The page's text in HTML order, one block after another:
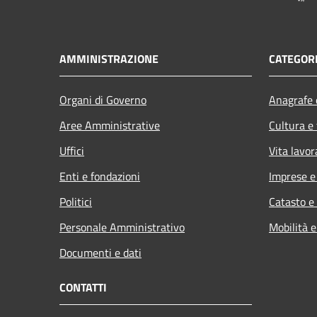
AMMINISTRAZIONE
Organi di Governo
Aree Amministrative
Uffici
Enti e fondazioni
Politici
Personale Amministrativo
Documenti e dati
Cultura
Vita
Imprese
Catasto
Mobilità
CONTATTI